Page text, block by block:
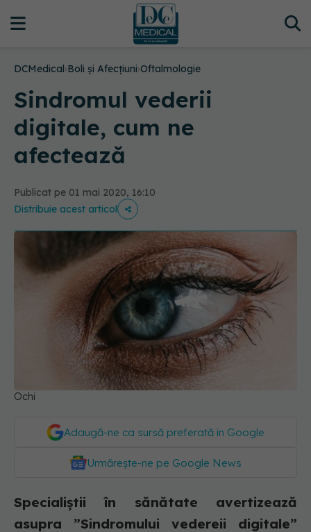
DCMedical›Boli și Afecțiuni›Oftalmologie
Sindromul vederii
digitale, cum ne
afectează
Publicat pe 01 mai 2020, 16:10
Distribuie acest articol
Ochi
Adaugă-ne ca sursă preferată în Google
Urmărește-ne pe Google News
Specialiștii în sănătate avertizează
asupra ”Sindromului vedereii digitale”